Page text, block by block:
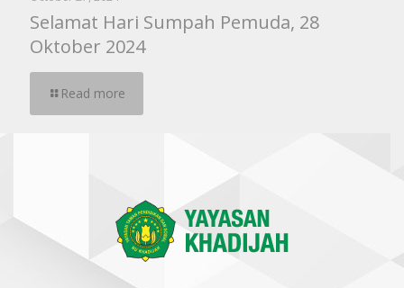
Selamat Hari Sumpah Pemuda, 28
Oktober 2024
Read more